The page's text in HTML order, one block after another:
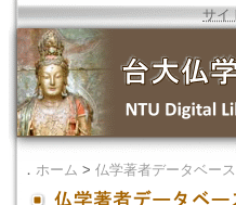
サイ
． ホーム > 仏学著者データベース